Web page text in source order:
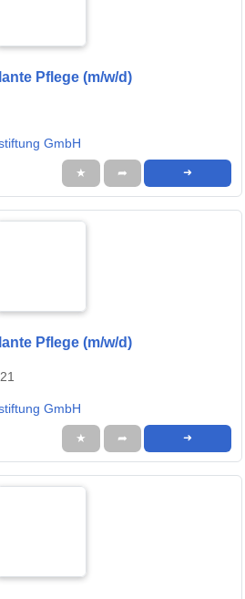
Pflege (m/w/d)
GmbH
★ ➦ ➜
Pflege (m/w/d)
GmbH
★ ➦ ➜